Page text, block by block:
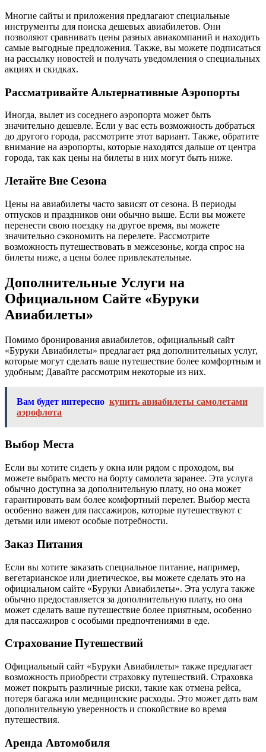
Многие сайты и приложения предлагают специальные
инструменты для поиска дешевых авиабилетов. Они
позволяют сравнивать цены разных авиакомпаний и находить
самые выгодные предложения. Также, вы можете подписаться
на рассылку новостей и получать уведомления о специальных
акциях и скидках.
Рассматривайте Альтернативные Аэропорты
Иногда, вылет из соседнего аэропорта может быть
значительно дешевле. Если у вас есть возможность добраться
до другого города, рассмотрите этот вариант. Также, обратите
внимание на аэропорты, которые находятся дальше от центра
города, так как цены на билеты в них могут быть ниже.
Летайте Вне Сезона
Цены на авиабилеты часто зависят от сезона. В периоды
отпусков и праздников они обычно выше. Если вы можете
перенести свою поездку на другое время, вы можете
значительно сэкономить на перелете. Рассмотрите
возможность путешествовать в межсезонье, когда спрос на
билеты ниже, а цены более привлекательные.
Дополнительные Услуги на
Официальном Сайте «Буруки
Авиабилеты»
Помимо бронирования авиабилетов, официальный сайт
«Буруки Авиабилеты» предлагает ряд дополнительных услуг,
которые могут сделать ваше путешествие более комфортным и
удобным; Давайте рассмотрим некоторые из них.
Вам будет интересно купить авиабилеты самолетами
аэрофлота
Выбор Места
Если вы хотите сидеть у окна или рядом с проходом, вы
можете выбрать место на борту самолета заранее. Эта услуга
обычно доступна за дополнительную плату, но она может
гарантировать вам более комфортный перелет. Выбор места
особенно важен для пассажиров, которые путешествуют с
детьми или имеют особые потребности.
Заказ Питания
Если вы хотите заказать специальное питание, например,
вегетарианское или диетическое, вы можете сделать это на
официальном сайте «Буруки Авиабилеты». Эта услуга также
обычно предоставляется за дополнительную плату, но она
может сделать ваше путешествие более приятным, особенно
для пассажиров с особыми предпочтениями в еде.
Страхование Путешествий
Официальный сайт «Буруки Авиабилеты» также предлагает
возможность приобрести страховку путешествий. Страховка
может покрыть различные риски, такие как отмена рейса,
потеря багажа или медицинские расходы. Это может дать вам
дополнительную уверенность и спокойствие во время
путешествия.
Аренда Автомобиля